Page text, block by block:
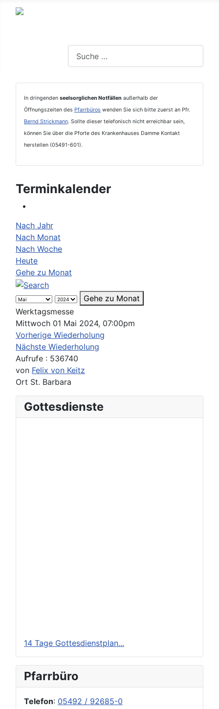
In dringenden seelsorglichen Notfällen außerhalb der
Öffnungszeiten des Pfarrbüros wenden Sie sich bitte zuerst an Pfr.
Bernd Strickmann. Sollte dieser telefonisch nicht erreichbar sein,
können Sie über die Pforte des Krankenhauses Damme Kontakt
herstellen (05491-601).
Terminkalender
Nach Jahr
Nach Monat
Nach Woche
Heute
Gehe zu Monat
Gehe zu Monat
Werktagsmesse
Mittwoch 01 Mai 2024, 07:00pm
Vorherige Wiederholung
Nächste Wiederholung
Aufrufe : 536740
von Felix von Keitz
Ort St. Barbara
Gottesdienste
14 Tage Gottesdienstplan...
Pfarrbüro
Telefon: 05492 / 92685-0